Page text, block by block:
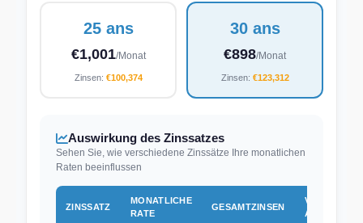
25 ans
€1,001/Monat
Zinsen: €100,374
30 ans
€898/Monat
Zinsen: €123,312
Auswirkung des Zinssatzes
Sehen Sie, wie verschiedene Zinssätze Ihre monatlichen
Raten beeinflussen
ZINSSATZ
MONATLICHE
RATE
GESAMTZINSEN
VS
AKTUELL